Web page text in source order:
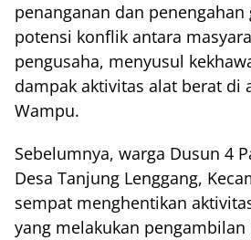
penanganan dan
potensi konflik antara
pengusaha, menyusul
dampak aktivitas alat berat di
Wampu.
Sebelumnya, warga Dusun 4
Desa Tanjung Lenggang,
sempat menghentikan
yang melakukan